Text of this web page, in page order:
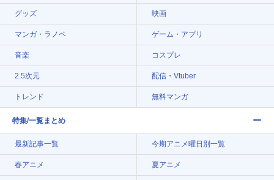
グッズ 映画
マンガ・ラノベ ゲーム・アプリ
音楽 コスプレ
2.5次元 配信・Vtuber
トレンド 無料マンガ
特集/一覧まとめ
最新記事一覧 今期アニメ曜日別一覧
春アニメ 夏アニメ